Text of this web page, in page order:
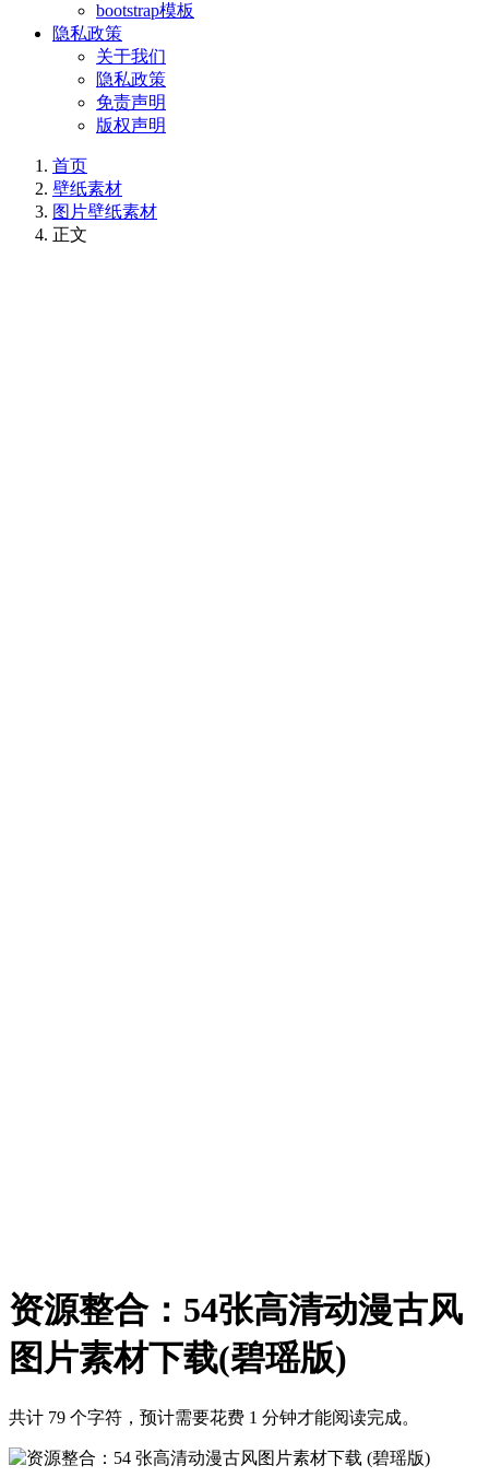
bootstrap模板
隐私政策
关于我们
隐私政策
免责声明
版权声明
首页
壁纸素材
图片壁纸素材
正文
资源整合：54张高清动漫古风
图片素材下载(碧瑶版)
共计 79 个字符，预计需要花费 1 分钟才能阅读完成。